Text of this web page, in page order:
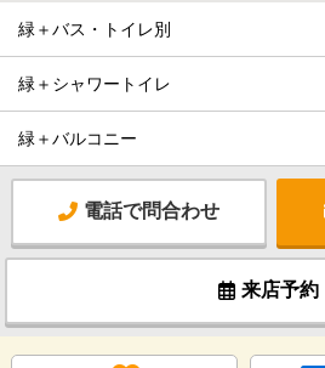
緑＋バス・トイレ別
緑＋シャワートイレ
緑＋バルコニー
電話で問合わせ
来店予約